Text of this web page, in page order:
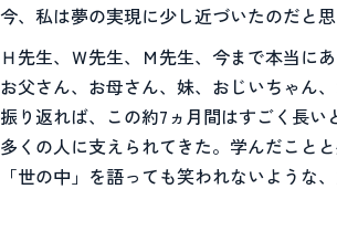
今、私は夢の実現に少し近づいたのだと
Ｈ先生、Ｗ先生、Ｍ先生、今まで本当に
お父さん、お母さん、妹、おじいちゃん
振り返れば、この約7ヵ月間はすごく長
多くの人に支えられてきた。学んだこと
「世の中」を語っても笑われないような